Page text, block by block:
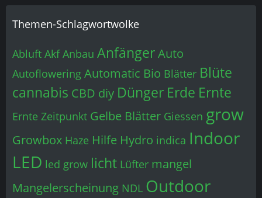
Themen-Schlagwortwolke
Abluft Akf Anbau AnfängerAuto
Autoflowering Automatic Bio Blätter Blüte
cannabis CBD diy Dünger Erde Ernte
Ernte Zeitpunkt Gelbe Blätter Giessen grow
Growbox Haze Hilfe Hydro indica Indoor
LED led grow licht Lüfter mangel
Mangelerscheinung NDL Outdoor